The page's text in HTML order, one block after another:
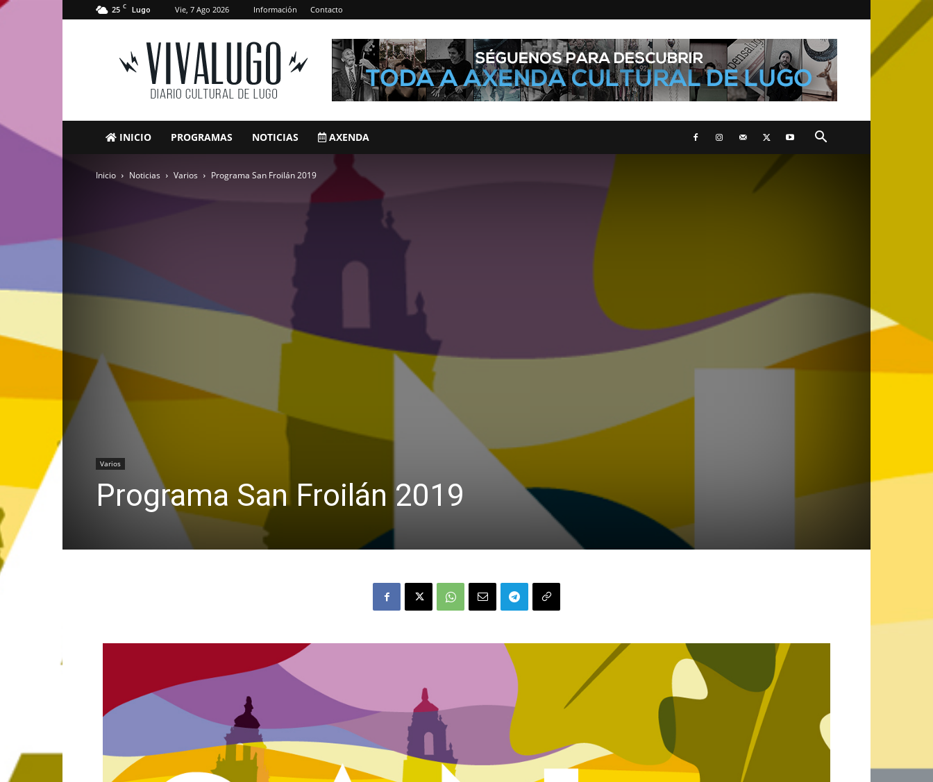
25 C Lugo Vie, 7 Ago 2026 Información Contacto
VivaLugo
INICIO PROGRAMAS NOTICIAS AXENDA
Inicio Noticias Varios Programa San Froilán 2019
Varios
Programa San Froilán 2019